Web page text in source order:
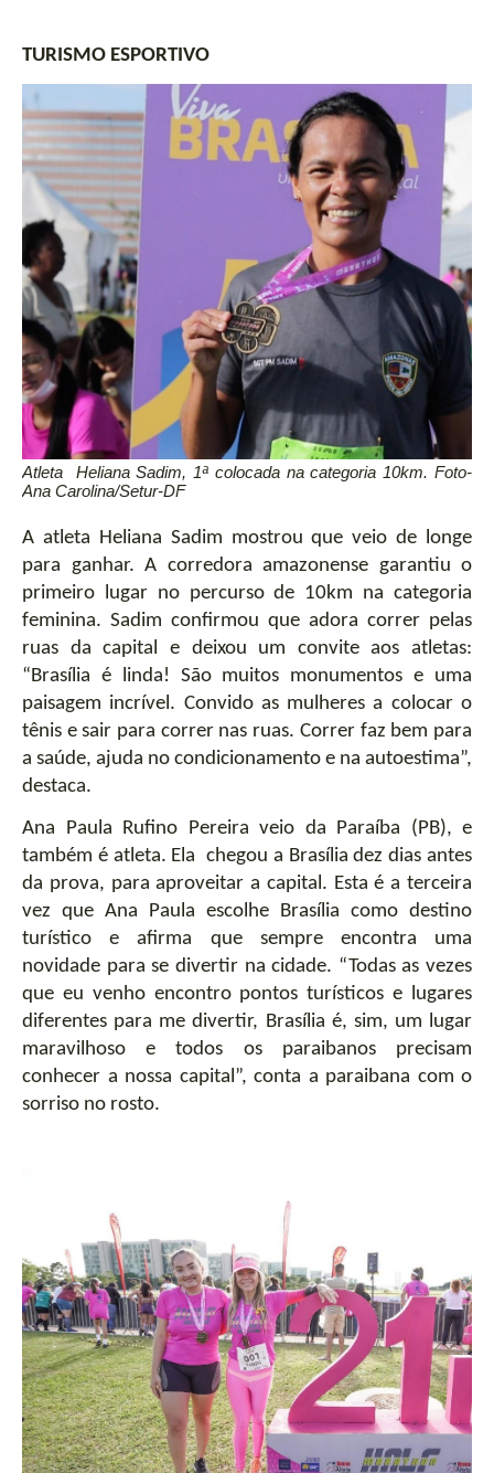
TURISMO ESPORTIVO
Atleta  Heliana Sadim, 1ª colocada na categoria 10km. Foto-
Ana Carolina/Setur-DF
A atleta Heliana Sadim mostrou que veio de longe
para ganhar. A corredora amazonense garantiu o
primeiro lugar no percurso de 10km na categoria
feminina. Sadim confirmou que adora correr pelas
ruas da capital e deixou um convite aos atletas:
“Brasília é linda! São muitos monumentos e uma
paisagem incrível. Convido as mulheres a colocar o
tênis e sair para correr nas ruas. Correr faz bem para
a saúde, ajuda no condicionamento e na autoestima”,
destaca.
Ana Paula Rufino Pereira veio da Paraíba (PB), e
também é atleta. Ela  chegou a Brasília dez dias antes
da prova, para aproveitar a capital. Esta é a terceira
vez que Ana Paula escolhe Brasília como destino
turístico e afirma que sempre encontra uma
novidade para se divertir na cidade. “Todas as vezes
que eu venho encontro pontos turísticos e lugares
diferentes para me divertir, Brasília é, sim, um lugar
maravilhoso e todos os paraibanos precisam
conhecer a nossa capital”, conta a paraibana com o
sorriso no rosto.